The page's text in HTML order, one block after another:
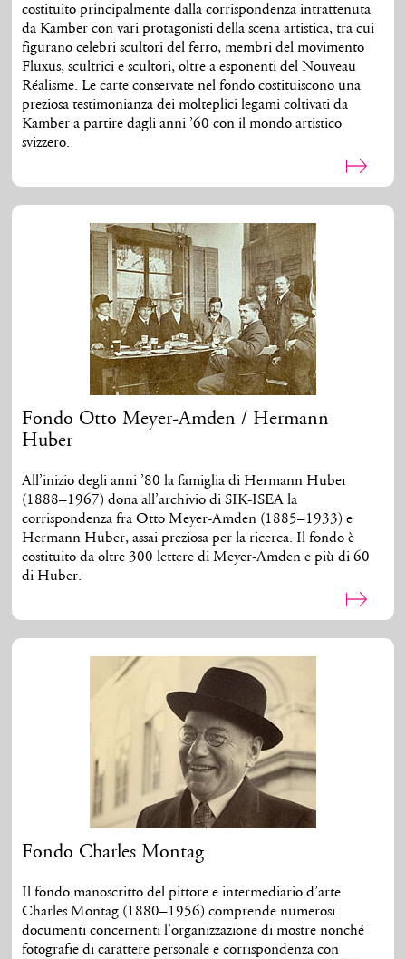
costituito principalmente dalla corrispondenza intrattenuta
da Kamber con vari protagonisti della scena artistica, tra cui
figurano celebri scultori del ferro, membri del movimento
Fluxus, scultrici e scultori, oltre a esponenti del Nouveau
Réalisme. Le carte conservate nel fondo costituiscono una
preziosa testimonianza dei molteplici legami coltivati da
Kamber a partire dagli anni ’60 con il mondo artistico
svizzero.
Fondo Otto Meyer-Amden / Hermann
Huber
All’inizio degli anni ’80 la famiglia di Hermann Huber
(1888–1967) dona all’archivio di SIK-ISEA la
corrispondenza fra Otto Meyer-Amden (1885–1933) e
Hermann Huber, assai preziosa per la ricerca. Il fondo è
costituito da oltre 300 lettere di Meyer-Amden e più di 60
di Huber.
Fondo Charles Montag
Il fondo manoscritto del pittore e intermediario d’arte
Charles Montag (1880–1956) comprende numerosi
documenti concernenti l’organizzazione di mostre nonché
fotografie di carattere personale e corrispondenza con